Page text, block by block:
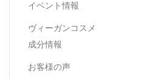
イベント情報
ヴィーガンコスメ
成分情報
お客様の声